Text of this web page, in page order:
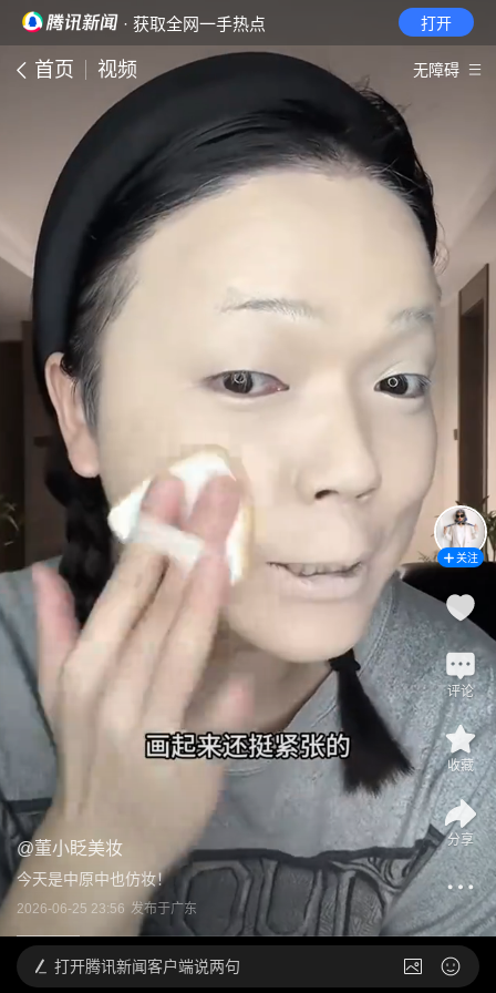
· 获取全网一手热点 打开
首页 视频 无障碍
@董小眨美妆
今天是中原中也仿妆！
2026-06-25 23:56 发布于广东
关注
评论
收藏
分享
打开腾讯新闻客户端说两句